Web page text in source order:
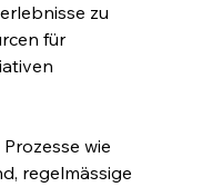
zu
für
wie
regelmässige